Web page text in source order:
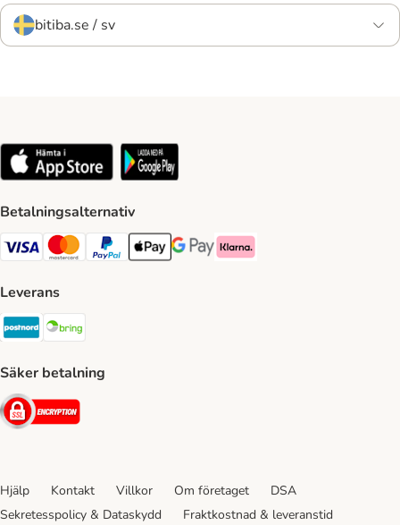
bitiba.se / sv
Betalningsalternativ
VISA Payment Method
Mastercard Payment Method
Paypal Payment Method
Apple Pay Payment Method
Google Pay Payment Method
Klarna Payment Method
Leverans
Postnord Shipping Method
Säker betalning
Security
Hjälp Kontakt Villkor Om företaget
DSA
Sekretesspolicy & Dataskydd
Fraktkostnad & leveranstid